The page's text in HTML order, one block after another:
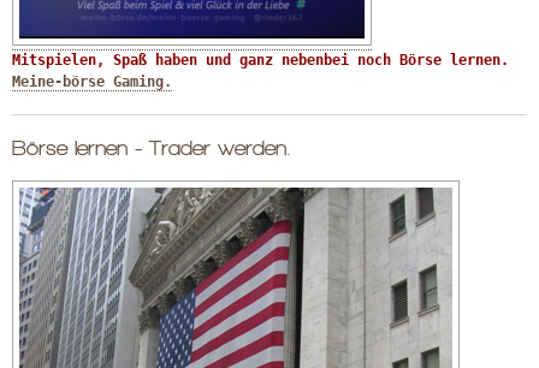
Meine-börse Gaming.
Börse lernen - Trader werden.